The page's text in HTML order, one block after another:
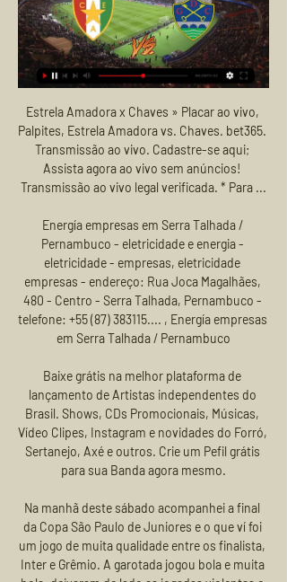
Estrela Amadora x Chaves » Placar ao vivo, Palpites, Estrela Amadora vs. Chaves. bet365. Transmissão ao vivo. Cadastre-se aqui; Assista agora ao vivo sem anúncios! Transmissão ao vivo legal verificada. * Para ...

Energía empresas em Serra Talhada / Pernambuco - eletricidade e energia - eletricidade - empresas, eletricidade empresas - endereço: Rua Joca Magalhães, 480 - Centro - Serra Talhada, Pernambuco - telefone: +55 (87) 383115.... , Energía empresas em Serra Talhada / Pernambuco

Baixe grátis na melhor plataforma de lançamento de Artistas independentes do Brasil. Shows, CDs Promocionais, Músicas, Vídeo Clipes, Instagram e novidades do Forró, Sertanejo, Axé e outros. Crie um Pefil grátis para sua Banda agora mesmo.

Na manhã deste sábado acompanhei a final da Copa São Paulo de Juniores e o que ví foi um jogo de muita qualidade entre os finalista, Inter e Grêmio. A garotada jogou bola e muita bola, deixaram de lado as jogadas violentas e apresentaram um futebol de gente grande.

No entanto, o Acre de Galvez era um país, algo totalmente diferente do que o Acre é hoje, além do mais, a polícia de Galvez não era estadual e nem uma instituição militarizada. Portanto, não dá para estabelecer uma relação genealógica entre um e outro.

Rede Amazônica exibe programação em telões no Terminal 4, em Manaus (Foto: Gisa Almeira/Rede Amazônica) A Rede Amazônica completou 43 anos de atuação em Manaus, em setembro e, para agradecer a sua companhia ao longo desse período, instalou monitores nos.

Portas do Minho 2016 . Organização. VNF - Clube Ornitológico de Famalicão. COT - Clube Ornitológico da Trofa. Abertura ao Público. 2 a 4 de Dezembro de 2016. Local. Lago Discount - Famalicão. Carta aos Sócios Portas do Minho 2016 . Regulamento Portas do Minho 2016 . Ficha de Inscrição

O pesquisador Marcos Trindade, dono de um dos maiores acervos da história do Futebol Potiguar dedica este espaço ao futebol do passado e atual. Campeonatos, Clubes, Ligas, Jogadores, Árbitros e os jogos espalhados ao longo dos anos. Tudo o que acontece e aconteceu no Futebol do Rio Grande do Norte para. de ASSU 2x2 Globo, jogo da.

Pela última rodada da fase de classificação, o Remo volta a campo no próximo domingo, 27, às 17h, para enfrentar o Independente, em Belém, já a Tuna Luso encara o Cametá, fora de casa, no mesmo dia e horário. O Paysandu vai até Santarém enfrentar o laterninha São Raimundo.

Porto x Estrela Amadora ao vivo assistir há 6 dias — Porto x Estrela Amadora ao vivo assistir Porto x Estrela Amadora ao vivo Veja onde assistir 17 fevereiro 2024 há 15 horas — Onde assistir.

Em duelo pela liderança, Porto vence o Famalicão neste domingo. Dragões assumiram a ponta do campeonato ao bater os adversários por 3 a 0, enquanto o Famalicão caiu para a terceira posição.

Cruzeiro 3x0 Caldense - 20/03/2019 Associação Atlética Caldense , mais conhecida como Caldense , é um time poliesportivo da cidade de Poços de Caldas, Minas Gerais . Fundada em 7 de setembro de 1925 , a veterana , como também é chamada, manda seus jogos no Estádio Ronaldão .

Brasil - Brasileirão Serie A - 2020 - Campeonato Brasileño de Fútbol 2020: En vivo Atlético Goianiense vs Flamengo - Miércoles 12/Agosto/2020 6:30 PM. Cubrimiento en línea a través de Futbolperuano.com

A Benfica TV possui os todos os direitos da transmissão dos jogos do Benfica em casa. Nas transmissões fora de Portugal as emissoras compram directamente à emissora os direitos televisivos.. 1966/67 Benfica Académica de Coimbra Eusébio - Benfica 31/26 1967/68 Benfica Sporting Eusébio - Benfica …

A transmissão ao vivo Benfica Porto começa às 16:00 o 12 janeiro 2014. Poderá seguir a evolução do resultado Benfica Porto em directo e ser avisado ao vivo das principais ocorrências deste jogo (golo, cartão, nome dos goleadores, jogadores avisados).

Em partida movimentada, o Bahia empatou com a Jacuipense, em Pituaçu, pelo placar de 1 a 1, e está agora na segunda colocação do Campeonato Estadual, com 8 pontos ganhos de 12 disputados. O gol do Bahia na partida foi marcado por Ignácio, de cabeça, ainda na primeira etapa. Popó marcou para o adversário nos acréscimos da etapa final. O Bahia começou a partida com tudo, mostrando.

Odds casas de apostas - Estrela da Amadora x GD Chaves Estrela da Amadora x GD Chaves 24/02/2024 – Odds de apostas ao vivo · Probabilidades de apostas · Aumente seus ganhos em apostas · Análise dos oponentes · Ofertas ...

Atlético-GO volta a viver polêmica com presidente acusado de homicídio Maurício Sampaio, apontado pela polícia como o mandante da morte de radialista, é aclamado presidente do clube, e parte.

Operário deve anunciar ao menos 10 reforços até segunda-feira O elenco do Operário Ferroviário deve receber o reforço de ao menos dez atletas até a próxima segunda-feira (25). Os jogadores já estão com a negociação praticamente concluída com o clube, mas o diret...

Raimundo Luciele Raimundinho Mendes Miranda está no Facebook. Participe do Facebook para se conectar com Raimundo Luciele Raimundinho Mendes Miranda e outros que você talvez conheça. O …

Salgueiro e Afogados ao vivo pela 3ª Lugar da Campeonato Pernambucano 2019! Confira a transmissão da narração do jogo aqui na live futebolhd3 ! #Salgueiro #Afogados #CampeonatoPernambucano2019

8月19日（水）ファジアーノ岡山戦でのグッズ販売についてお知らせいたします。 ※しばらくの間は商品数を限定して販売いたします。グッズ売場での密を避けるため、グッズの購入は全商品が購入できるOFFICIAL WEB SHOPのご利用もご利用ください！ 【スタジアムでのグッズ販売について.

Bolsa esportiva em nylon com zíper, bolsos laterais, alça de mão e ombro. Promova a sua marca com brindes exclusivos, acesse freeshop.com.br/brindes e confira! - 60900

Super Esportes O América se defendeu como pôde, mas não foi páreo para o líder Palmeiras, nesta quarta-feira, no Allianz Parque, pela 36ª rodada

Gil Vicente 1 x 1 Portimonense - Campeonato Português - 2019/2020 - 8ª Rodada. Gil Vicente e Portimonense enfrentaram-se pela(o) 8ª Rodada do (a) Campeonato Português - 2019/2020. A partida aconteceu no dia 26/10/2019, as 11:30, horário de Brasília. Este jogo recebeu 10 palpites. MAIS OPÇÕES

lei complementar 79 1999 goiânia go - redaÇÕes anteriores estabelece normas para o funcionamento de academias de esportes, de ginÁstica e de artes marciais, clubes desportivos e recreativos que ministrem aulas ou treinos no municÍpio.

Com a classificação bem encaminhada para a final do Campeonato Carioca, o Flamengo voltará a enfrentar a Cabofriense neste sábado, às 18h30, no Maracanã, no jogo de volta da semifinal.

Bilhetes Liga Portugal - Continente Feed Estrela Amadora. SC Braga. Amadora | Estádio José Gomes. SL Benfica. Terminado. 1 GD Chaves. Guimarães | Estádio D. Afonso Henriques. Gil Vicente FC.

Pelo simbolismo de contar com um dos dois grandes protagonistas do futebol mundial na década, rivalizando com Messi. Depois com a reconstrução da seleção com Roberto Mancini, tentando tirar proveito do esforço de renovação e de se jogar um futebol mais atual no país, algo eclipsado pela superioridade da Juventus.

Com dois gols de promessa da base, Atlético derrota Villa Nova e segue na primeira posição do MineiroA situação fica ainda mais complicada para o Villa Nova com apenas 5 pontos em 7 jogos, antepenúltimo no campeonato Sem o pinguim fica fácil. Atlético-MG x Villa Nova-MG. Prováveis times.

O jogo ao vivo desta segunda-feira(17), contará com a partida entre Vassco x Goiás. Duas equipes que estão no meio de tabela e portanto, precisam de melhorar a classificação na tabela do Brasileirão 2019. Enquanto a equipe do Vasco vem uma ascensão surpreendente desde a chegada de Vanderlei Luxemburgo, o time Goiás caiu um pouco […]

Criciúma CN Marcílio Dias placar ao vivo (e grátis transmissão de video em directo online*) inicia em 2.2.2020. as 19:00 horario UTC no estádio Estadio Heriberto Hülse, Criciuma, Brazil em Catarinense, Serie A-Brazil.

Estrela Amadora x Chaves Streaming Ao Vivo, Previsões Como assistir Estrela Amadora x Chaves em streaming ao vivo. Previsões, mata-mata, estatísticas e placar ao vivo. Primeira Liga 24/02/2024.

Futebol na TV – Jogos de hoje 10/03 04h30 – Wuhan Zall x Beijing Renhe – China Super League – Sem Transmissão 06h30 – Shenzhen FC x Tianjin Tianhai – China Super League – Sem Transmissão 08h00 – Celta x Betis – Campeonato Espanhol – Sem Transmissão 08h00 – …

CF Estrela da Amadora, SAD Hoje é dia de Sub-23! SL Benfica S23 Benfica Campus ⏰ 15:00h As palavras chave para mais um desafio: Todos ao Jose Gomes!

Palpite Estrela Amadora x Chaves: 24/02/2024 há 14 horas — Quem vence? Qual a melhor aposta? Leia aqui na APWin o palpite Estrela Amadora x Chaves pela 23ª rodada do Campeonato Português.

Copa do Nordeste: jogos ao vivo, placar ao vivo da rodada, jogos de hoje, jogos de ontem e resultados online. Classificação atualizada e tabela completa de jogos.

Cruzeiro. A situação mais difícil dos grandes clubes é a do Cruzeiro. O time de Enderson Moreira, que fará sua estreia contra a URT, neste domingo, às 11h, no Mineirão, está na quinta posição, com 14 pontos. O último clube entre os quatro primeiros é a Caldense, com 17.

Anápolis-Go Atlético Goianiense em directo: descubra e siga o resultado do jogo Anápolis-Go Atlético Goianiense ao vivo graças ao nosso livescore. Jogo de Goiano, 1ª Divisão jogado a 17/02/18 19:00

Cruzeiro leva vantagem no histórico dos duelos contra a Caldense. Da Toca II. Diogo Finelli. A partida deste domingo, entre Cruzeiro e Caldense, às 16h, no Mineirão, pela 7ª rodada do Campeonato Mineiro, será a 72ª entre as duas equipes.

Sportivo Luqueño More info: Mon: 02/03/20: DIP: Sportivo Luqueño 0 - 3 Club Guaraní View events: More info: Sun: 08/03/20: DIP: 12 de Octubre - Sportivo Luqueño More info: Sun: 15/03/20: DIP: Sportivo Luqueño

Porto x Estrela Amadora ao vivo transmissão FC Porto 17/02/2 há 6 dias — Porto x Estrela Amadora ao vivo transmissão FC Porto 17/02/2024 Transmissão AO VIVO O site oficial do FC Porto com as ultimas notícias, ...

Pois o Fone de Ouvido JBL E55BT Bluetooth, possui uma super bateria com capacidade de reproduzir por até 20 horas